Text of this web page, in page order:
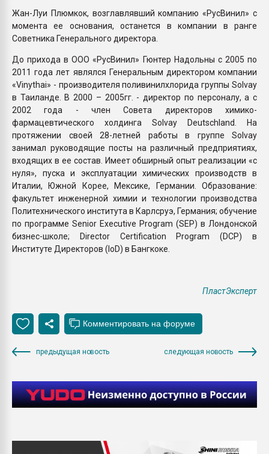
Жан-Луи Плюмкок, возглавлявший компанию «РусВинил» с
момента ее основания, останется в компании в ранге
Советника Генерального директора.
До прихода в ООО «РусВинил» Гюнтер Надольны с 2005 по
2011 года лет являлся Генеральным директором компании
«Vinythai» - производителя поливинилхлорида группы Solvay
в Таиланде. В 2000 – 2005гг. - директор по персоналу, а с
2002 года - член Совета директоров химико-
фармацевтического холдинга Solvay Deutschland. На
протяжении своей 28-летней работы в группе Solvay
занимал руководящие посты на различный предприятиях,
входящих в ее состав. Имеет обширный опыт реализации «с
нуля», пуска и эксплуатации химических производств в
Италии, Южной Корее, Мексике, Германии. Образование:
факультет инженерной химии и технологии производства
Политехнического института в Карлсруэ, Германия; обучение
по программе Senior Executive Program (SEP) в Лондонской
бизнес-школе; Director Certification Program (DCP) в
Институте Директоров (IoD) в Бангкоке.
ПластЭксперт
предыдущая новость следующая новость